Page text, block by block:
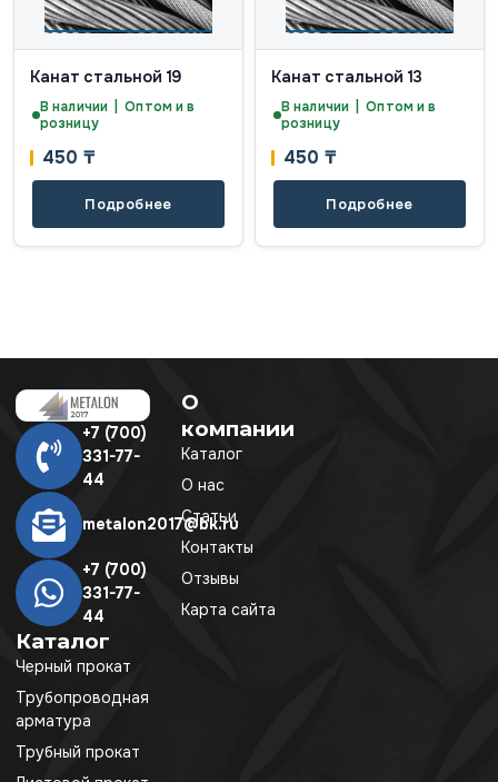
Канат стальной 19
В наличии | Оптом и в
розницу
450 ₸
Подробнее
Канат стальной 13
В наличии | Оптом и в
розницу
450 ₸
Подробнее
+7 (700)
331-77-
44
metalon2017@bk.ru
+7 (700)
331-77-
44
Каталог
Черный прокат
Трубопроводная
арматура
Трубный прокат
О
компании
Каталог
О нас
Статьи
Контакты
Отзывы
Карта сайта